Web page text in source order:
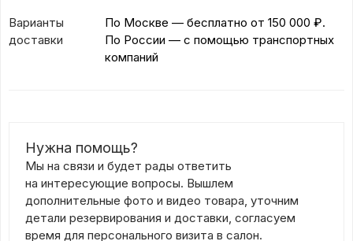
Варианты
доставки
По Москве — бесплатно от 150 000 ₽.
По России — с помощью транспортных
компаний
Нужна помощь?
Мы на связи и будет рады ответить
на интересующие вопросы. Вышлем
дополнительные фото и видео товара, уточним
детали резервирования и доставки, согласуем
время для персонального визита в салон.